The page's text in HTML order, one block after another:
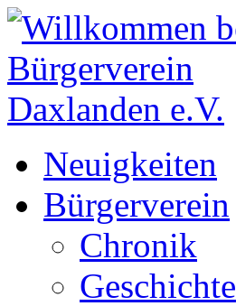
Neuigkeiten
Bürgerverein
Chronik
Geschichte